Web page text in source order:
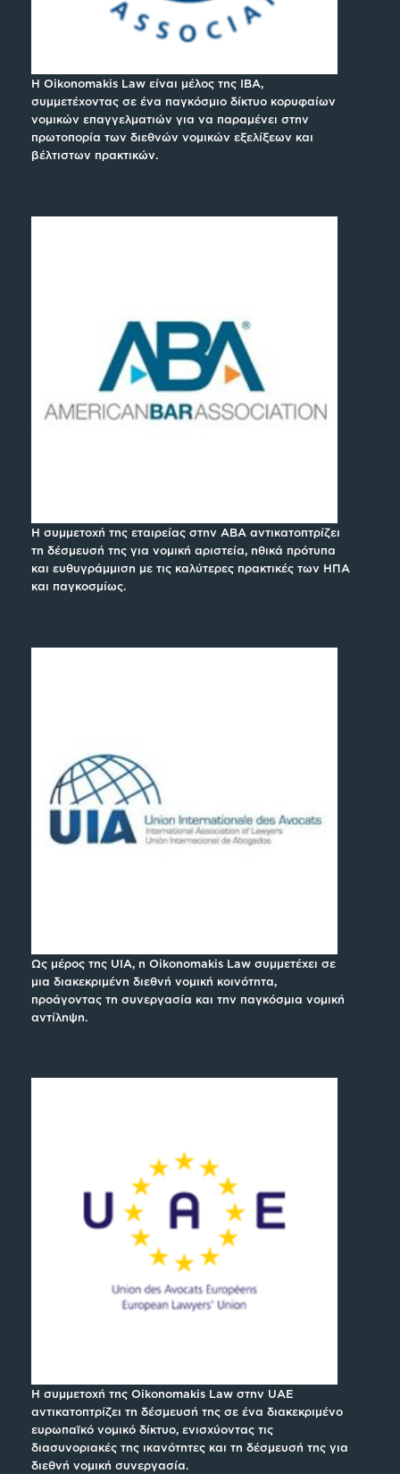
H Oikonomakis Law είναι μέλος της IBA,
συμμετέχοντας σε ένα παγκόσμιο δίκτυο κορυφαίων
νομικών επαγγελματιών για να παραμένει στην
πρωτοπορία των διεθνών νομικών εξελίξεων και
βέλτιστων πρακτικών.
Η συμμετοχή της εταιρείας στην ABA αντικατοπτρίζει
τη δέσμευσή της για νομική αριστεία, ηθικά πρότυπα
και ευθυγράμμιση με τις καλύτερες πρακτικές των ΗΠΑ
και παγκοσμίως.
Ως μέρος της UIA, η Oikonomakis Law συμμετέχει σε
μια διακεκριμένη διεθνή νομική κοινότητα,
προάγοντας τη συνεργασία και την παγκόσμια νομική
αντίληψη.
Η συμμετοχή της Oikonomakis Law στην UAE
αντικατοπτρίζει τη δέσμευσή της σε ένα διακεκριμένο
ευρωπαϊκό νομικό δίκτυο, ενισχύοντας τις
διασυνοριακές της ικανότητες και τη δέσμευσή της για
διεθνή νομική συνεργασία.